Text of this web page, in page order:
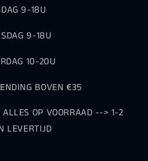
9-18U
9-18U
10-20U
BOVEN €35
OP VOORRAAD --> 1-2
LEVERTIJD